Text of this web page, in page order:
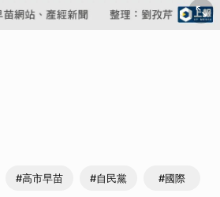
#高市早苗 #自民黨 #國際